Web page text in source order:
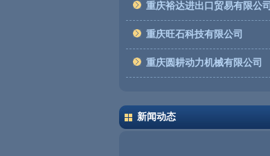
重庆裕达进出口贸易有限公司
重庆旺石科技有限公司
重庆圆耕动力机械有限公司
新闻动态